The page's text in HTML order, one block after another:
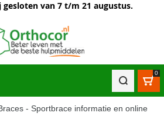
van 7 t/m 21 augustus.
0
- Sportbrace informatie en online